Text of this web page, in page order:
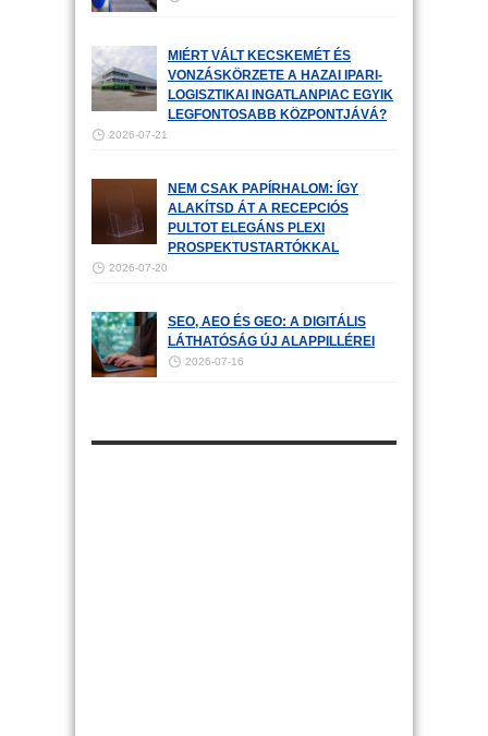
MIÉRT VÁLT KECSKEMÉT ÉS
VONZÁSKÖRZETE A HAZAI IPARI-
LOGISZTIKAI INGATLANPIAC EGYIK
LEGFONTOSABB KÖZPONTJÁVÁ?
2026-07-21
NEM CSAK PAPÍRHALOM: ÍGY
ALAKÍTSD ÁT A RECEPCIÓS
PULTOT ELEGÁNS PLEXI
PROSPEKTUSTARTÓKKAL
2026-07-20
SEO, AEO ÉS GEO: A DIGITÁLIS
LÁTHATÓSÁG ÚJ ALAPPILLÉREI
2026-07-16